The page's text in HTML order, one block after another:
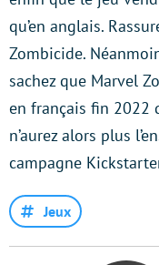
qu’en anglais.
Zombicide.
sachez que Marvel
en français fin 2022
n’aurez alors plus
campagne
Jeux